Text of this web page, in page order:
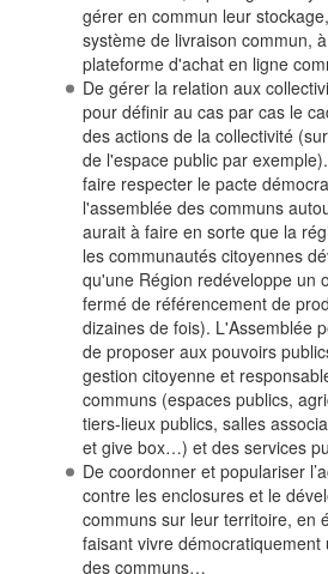
gérer en commun leur
système de livraison commun,
plateforme d'achat en ligne
De gérer la relation aux
pour définir au cas par cas le
des actions de la collectivité
de l'espace public par
faire respecter le pacte
l'assemblée des communs
aurait à faire en sorte que la
les communautés citoyennes
qu'une Région redéveloppe un
fermé de référencement de
dizaines de fois). L'Assemblée
de proposer aux pouvoirs
gestion citoyenne et
communs (espaces publics,
tiers-lieux publics, salles
et give box…) et des services
De coordonner et populariser
contre les enclosures et le
communs sur leur territoire, en
faisant vivre démocratiquement
des communs…